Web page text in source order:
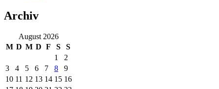
Archiv
August 2026
M D M D F S
S
1
2
3
4 5 6 7 8
9
10 11 12 13 14 15 16